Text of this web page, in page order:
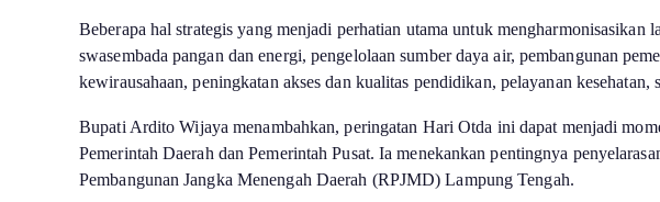
Beberapa hal strategis yang menjadi perhatian utama untuk mengharmonisasikan
swasembada pangan dan energi, pengelolaan sumber daya air, pembangunan
kewirausahaan, peningkatan akses dan kualitas pendidikan, pelayanan
Bupati Ardito Wijaya menambahkan, peringatan Hari Otda ini dapat menjadi
Pemerintah Daerah dan Pemerintah Pusat. Ia menekankan pentingnya
Pembangunan Jangka Menengah Daerah (RPJMD) Lampung Tengah.